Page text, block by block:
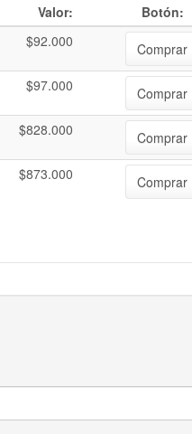
Valor:
Botón:
$92.000
Comprar
$97.000
Comprar
$828.000
Comprar
$873.000 Comprar